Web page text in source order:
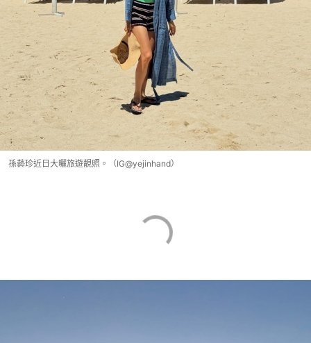
孫藝珍近日大曬旅遊靚照。（IG@yejinhand）